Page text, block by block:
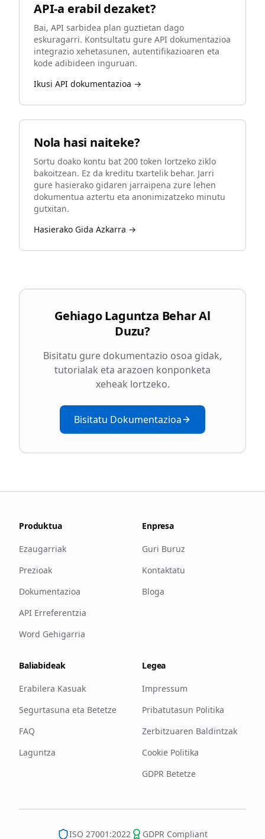
API-a erabil dezaket?
Bai, API sarbidea plan guztietan dago
eskuragarri. Kontsultatu gure API dokumentazioa
integrazio xehetasunen, autentifikazioaren eta
kode adibideen inguruan.
Ikusi API dokumentazioa →
Nola hasi naiteke?
Sortu doako kontu bat 200 token lortzeko ziklo
bakoitzean. Ez da kreditu txartelik behar. Jarri
gure hasierako gidaren jarraipena zure lehen
dokumentua aztertu eta anonimizatzeko minutu
gutxitan.
Hasierako Gida Azkarra →
Gehiago Laguntza Behar Al
Duzu?
Bisitatu gure dokumentazio osoa gidak,
tutorialak eta arazoen konponketa
xeheak lortzeko.
Bisitatu Dokumentazioa
Produktua
Ezaugarriak
Prezioak
Dokumentazioa
API Erreferentzia
Word Gehigarria
Enpresa
Guri Buruz
Kontaktatu
Bloga
Baliabideak
Erabilera Kasuak
Segurtasuna eta Betetze
FAQ
Laguntza
Legea
Impressum
Pribatutasun Politika
Zerbitzuaren Baldintzak
Cookie Politika
GDPR Betetze
ISO 27001:2022 GDPR Compliant